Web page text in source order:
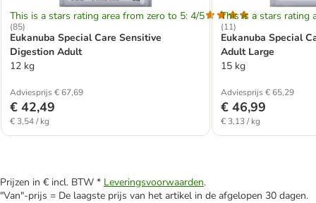
This is a stars rating area from zero to 5: 4/5
(85)
Eukanuba Special Care Sensitive
Digestion Adult
12 kg
Adviesprijs € 67,69
€ 42,49
€ 3,54 / kg
This is a stars rating
(11)
Eukanuba Special
Adult Large
15 kg
Adviesprijs € 65,29
€ 46,99
€ 3,13 / kg
Prijzen in € incl. BTW * Leveringsvoorwaarden.
"Van"-prijs = De laagste prijs van het artikel in de afgelopen 30 dagen.